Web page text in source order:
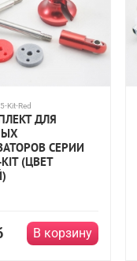
Kit-Red
ДЛЯ
СЕРИИ
(ЦВЕТ
В корзину